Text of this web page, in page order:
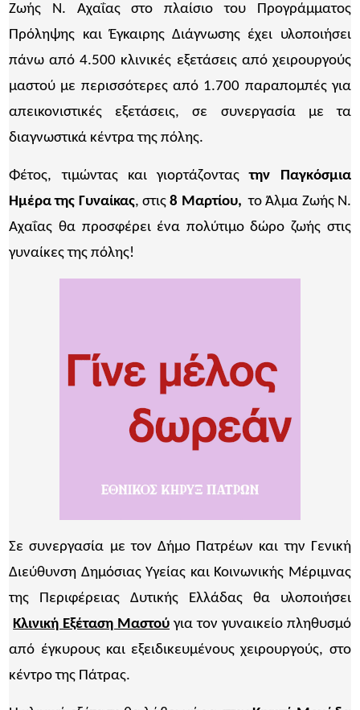
Ζωής N. Αχαΐας στο πλαίσιο του Προγράμματος
Πρόληψης και Έγκαιρης Διάγνωσης έχει υλοποιήσει
πάνω από 4.500 κλινικές εξετάσεις από χειρουργούς
μαστού με περισσότερες από 1.700 παραπομπές για
απεικονιστικές εξετάσεις, σε συνεργασία με τα
διαγνωστικά κέντρα της πόλης.
Φέτος, τιμώντας και γιορτάζονταςτην Παγκόσμια
Ημέρα της Γυναίκας, στις8 Μαρτίου, το Άλμα Ζωής Ν.
Αχαΐας θα προσφέρει ένα πολύτιμο δώρο ζωής στις
γυναίκες της πόλης!
Σε συνεργασία με τον Δήμο Πατρέων και την Γενική
Διεύθυνση Δημόσιας Υγείας και Κοινωνικής Μέριμνας
της Περιφέρειας Δυτικής Ελλάδας θα υλοποιήσει
Κλινική Εξέταση Μαστού για τον γυναικείο πληθυσμό
από έγκυρους και εξειδικευμένους χειρουργούς, στο
κέντρο της Πάτρας.